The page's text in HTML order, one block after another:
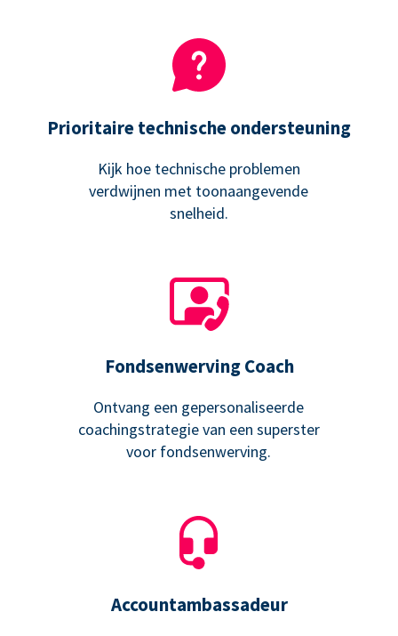
Prioritaire technische ondersteuning
Kijk hoe technische problemen
verdwijnen met toonaangevende
snelheid.
Fondsenwerving Coach
Ontvang een gepersonaliseerde
coachingstrategie van een superster
voor fondsenwerving.
Accountambassadeur